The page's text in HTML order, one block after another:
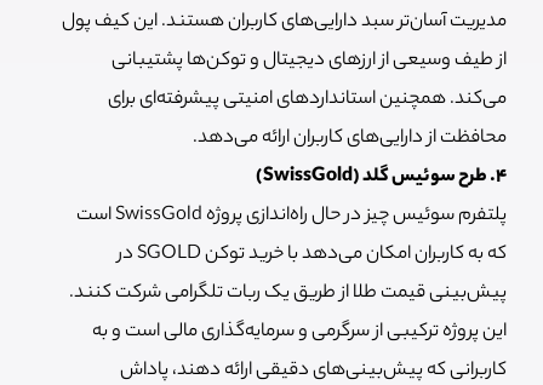
مدیریت آسان‌تر سبد دارایی‌های کاربران هستند. این کیف پول
از طیف وسیعی از ارزهای دیجیتال و توکن‌ها پشتیبانی
می‌کند. همچنین استانداردهای امنیتی پیشرفته‌ای برای
محافظت از دارایی‌های کاربران ارائه می‌دهد.
۴. طرح سوئیس گلد (SwissGold)
پلتفرم سوئیس چیز در حال راه‌اندازی پروژه SwissGold است
که به کاربران امکان می‌دهد با خرید توکن SGOLD در
پیش‌بینی قیمت طلا از طریق یک ربات تلگرامی شرکت کنند.
این پروژه ترکیبی از سرگرمی و سرمایه‌گذاری مالی است و به
کاربرانی که پیش‌بینی‌های دقیقی ارائه دهند، پاداش